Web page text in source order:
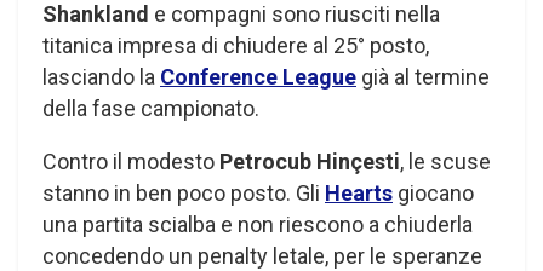
Shankland e compagni sono riusciti nella
titanica impresa di chiudere al 25° posto,
lasciando la Conference League già al termine
della fase campionato.
Contro il modesto Petrocub Hinçesti, le scuse
stanno in ben poco posto. Gli Hearts giocano
una partita scialba e non riescono a chiuderla
concedendo un penalty letale, per le speranze